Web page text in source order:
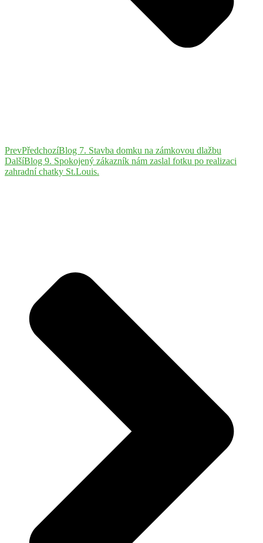
PrevPředchozíBlog 7. Stavba domku na zámkovou dlažbu
DalšíBlog 9. Spokojený zákazník nám zaslal fotku po realizaci
zahradní chatky St.Louis.